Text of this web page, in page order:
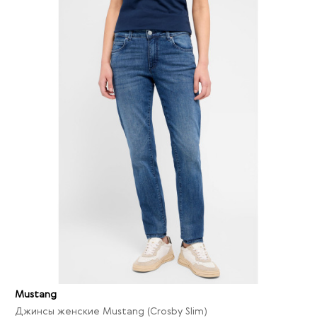
Mustang
Джинсы женские Mustang (Crosby Slim)